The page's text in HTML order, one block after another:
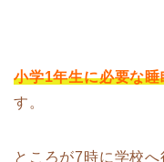
小学1年生に必要な
す。
ところが7時に学校へ